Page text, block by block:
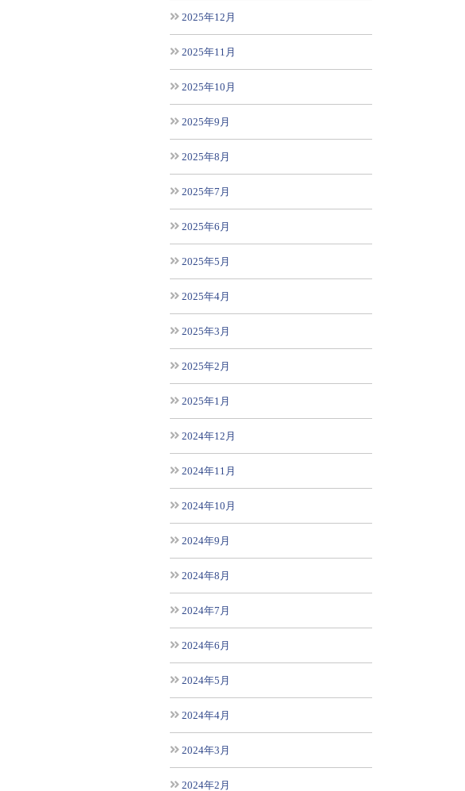
2025年12月
2025年11月
2025年10月
2025年9月
2025年8月
2025年7月
2025年6月
2025年5月
2025年4月
2025年3月
2025年2月
2025年1月
2024年12月
2024年11月
2024年10月
2024年9月
2024年8月
2024年7月
2024年6月
2024年5月
2024年4月
2024年3月
2024年2月